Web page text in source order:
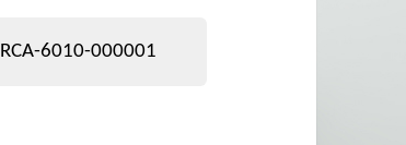
RCA-6010-000001